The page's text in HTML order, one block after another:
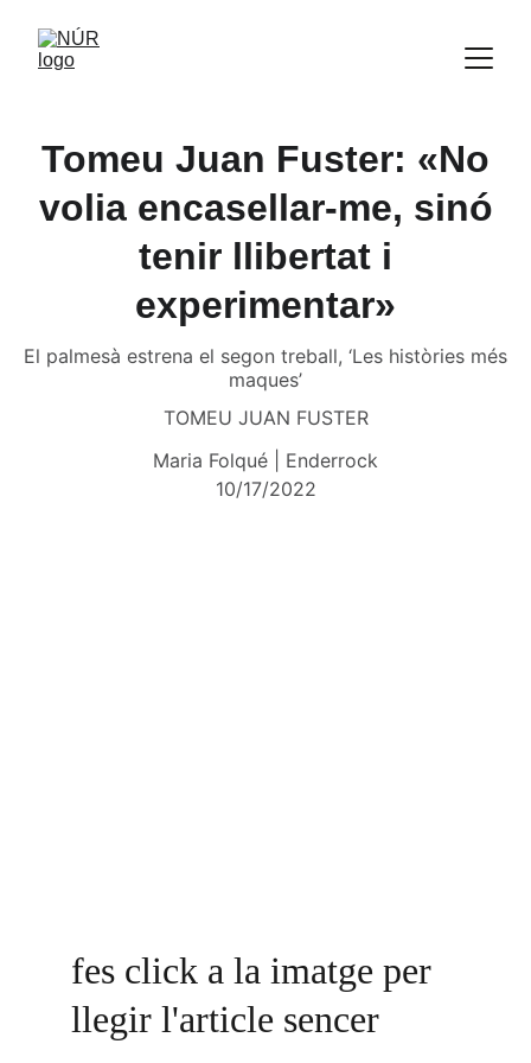
Tomeu Juan Fuster: «No
volia encasellar-me, sinó
tenir llibertat i
experimentar»
El palmesà estrena el segon treball, ‘Les històries més
maques’
TOMEU JUAN FUSTER
Maria Folqué | Enderrock
10/17/2022
fes click a la imatge per
llegir l'article sencer